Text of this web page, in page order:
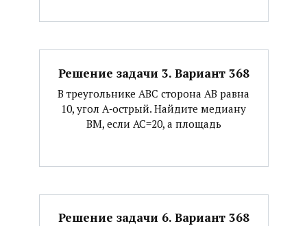
Решение задачи 3. Вариант 368
В треугольнике АВС сторона АВ равна
10, угол А‐острый. Найдите медиану
ВМ, если АС=20, а площадь
Решение задачи 6. Вариант 368